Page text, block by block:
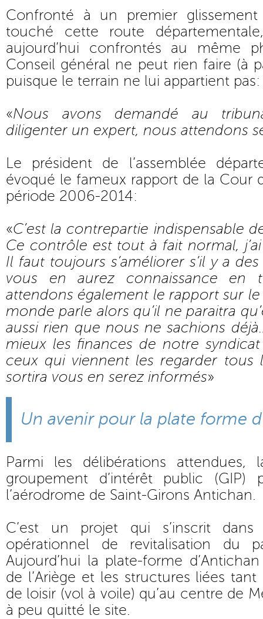
Confronté à un premier
touché cette route
aujourd’hui confrontés au même
Conseil général ne peut rien faire (à
puisque le terrain ne lui appartient pas:
«Nous avons demandé au
diligenter un expert, nous attendons
Le président de l’assemblée
évoqué le fameux rapport de la Cour
période 2006-2014:
«C’est la contrepartie indispensable
Ce contrôle est tout à fait normal,
Il faut toujours s’améliorer s’il y a
vous en aurez connaissance en
attendons également le rapport sur
monde parle alors qu’il ne paraitra
aussi rien que nous ne sachions
mieux les finances de notre
ceux qui viennent les regarder tous
sortira vous en serez informés»
Un avenir pour la plate forme
Parmi les délibérations attendues,
groupement d’intérêt public
l’aérodrome de Saint-Girons Antichan.
C’est un projet qui s’inscrit
opérationnel de revitalisation du
Aujourd’hui la plate-forme
de l’Ariège et les structures liées tant
de loisir (vol à voile) qu’au centre de
à peu quitté le site.